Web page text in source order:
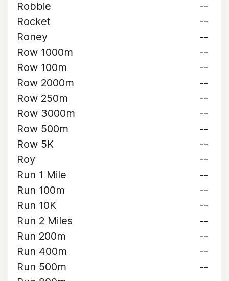
Robbie
--
Rocket
--
Roney
--
Row 1000m
--
Row 100m
--
Row 2000m
--
Row 250m
--
Row 3000m
--
Row 500m
--
Row 5K
--
Roy
--
Run 1 Mile
--
Run 100m
--
Run 10K
--
Run 2 Miles
--
Run 200m
--
Run 400m
--
Run 500m
--